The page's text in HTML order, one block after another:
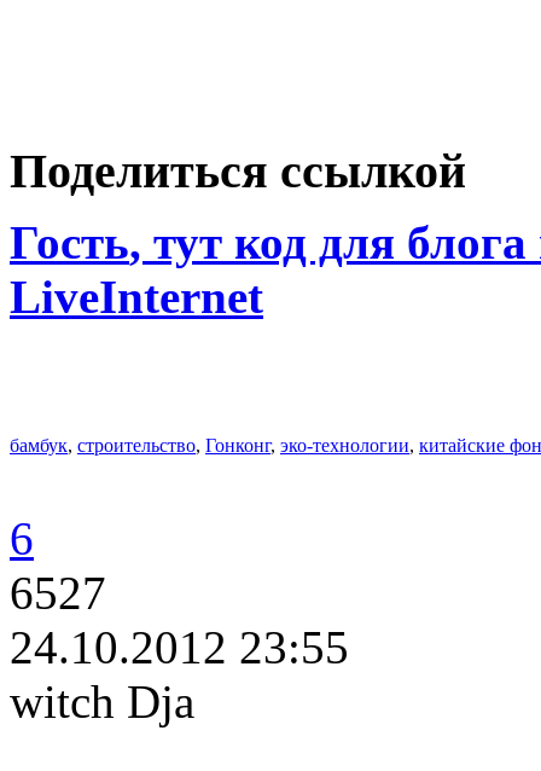
Поделиться ссылкой
Гость, тут код для
LiveInternet
бамбук, строительство, Гонконг, эко-технологии, китайские
6
6527
24.10.2012 23:55
witch Dja